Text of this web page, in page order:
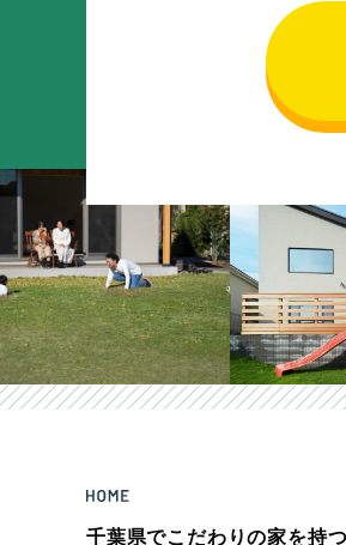
千葉県でこだわりの家を持